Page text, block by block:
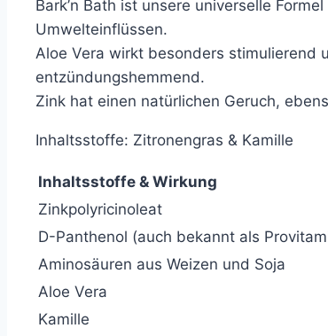
Bark’n Bath ist unsere universelle
Umwelteinflüssen.
Aloe Vera wirkt besonders stimulierend
entzündungshemmend.
Zink hat einen natürlichen Geruch,
Inhaltsstoffe: Zitronengras & Kamille
Inhaltsstoffe & Wirkung
Zinkpolyricinoleat
D-Panthenol (auch bekannt als
Aminosäuren aus Weizen und Soja
Aloe Vera
Kamille